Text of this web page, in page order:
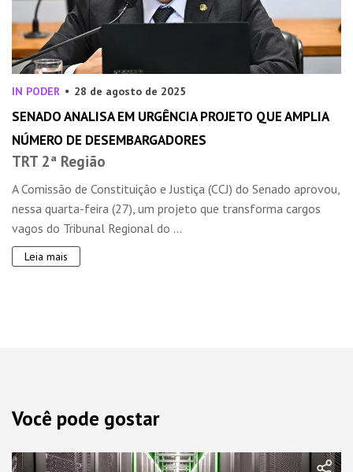
IN PODER 28 de agosto de 2025
SENADO ANALISA EM URGÊNCIA PROJETO QUE AMPLIA
NÚMERO DE DESEMBARGADORES
TRT 2ª Região
A Comissão de Constituição e Justiça (CCJ) do Senado aprovou,
nessa quarta-feira (27), um projeto que transforma cargos
vagos do Tribunal Regional do ...
Leia mais
Você pode gostar